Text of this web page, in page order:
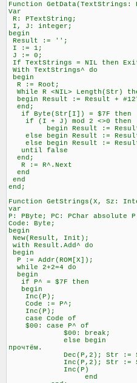
Function
Var
R: PTextString;
I, J: integer;
begin
Result := '';
I := 1; \\ Счётчик
J := 0; \\
If TextStrings = NIL then
With TextStrings^ do
begin
R := Root;
While R <NIL>
begin Result := Result +
end;
if Byte(Str[I]) = $7F
if (I + J) mod 2 <>0
begin Result := Result +
else begin Result := Result
else begin Result := Result
until false \\ Всё это
end;
R := R^.Next
end
end
end;
Function GetStrings(X, Sz:
var
P: PByte; PC: PChar absolute
Code: Byte;
begin
New(Result, Init);
with Result.Add^ do
begin
P := Addr(ROM[X]);
while 2+2=4 do \\
begin
if P^ = $7F then \\
begin
Inc(P); \\
Code := P^;
Inc(P);
case Code of
$00: case P^ of
$00: break; \\ А за
else begin \\ Если за
прочтём.
Dec(P,2); Str := Str
Inc(P,2); Str := Str
Inc(P)
end